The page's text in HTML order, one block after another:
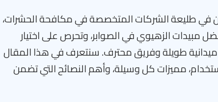
في طليعة الشركات المتخصصة في مكافحة الحشرات،
مبيدات الزهيوي في الصوابر، وتحرص على اختيار
ميدانية طويلة وفريق محترف. سنتعرف في هذا المقال
مميزات كل وسيلة، وأهم النصائح التي تضمن